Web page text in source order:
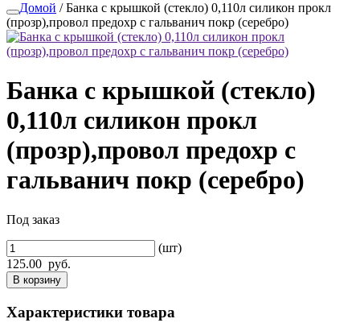
Домой / Банка с крышкой (стекло) 0,110л силикон прокл
(прозр),провол предохр с гальванич покр (серебро)
Банка с крышкой (стекло)
0,110л силикон прокл
(прозр),провол предохр с
гальванич покр (серебро)
Под заказ
(шт)
125.00 руб.
В корзину
Характеристики товара